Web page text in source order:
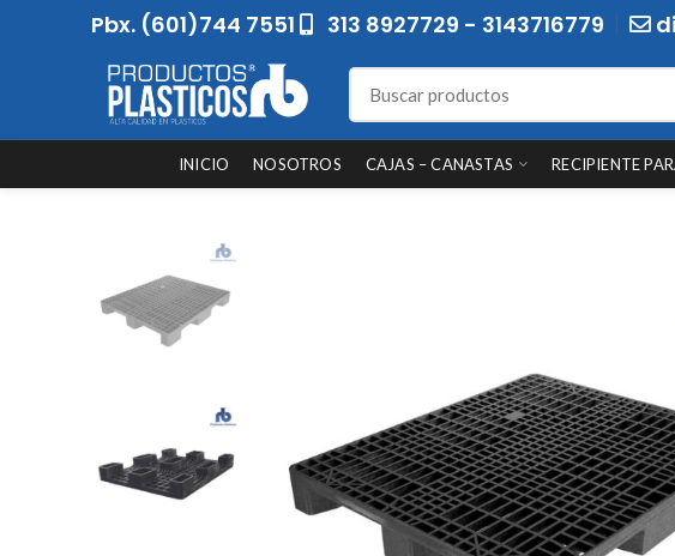
Pbx. (601)744 7551 313 8927729 - 3143716779
INICIO NOSOTROS CAJAS – CANASTAS RECIPIENTE